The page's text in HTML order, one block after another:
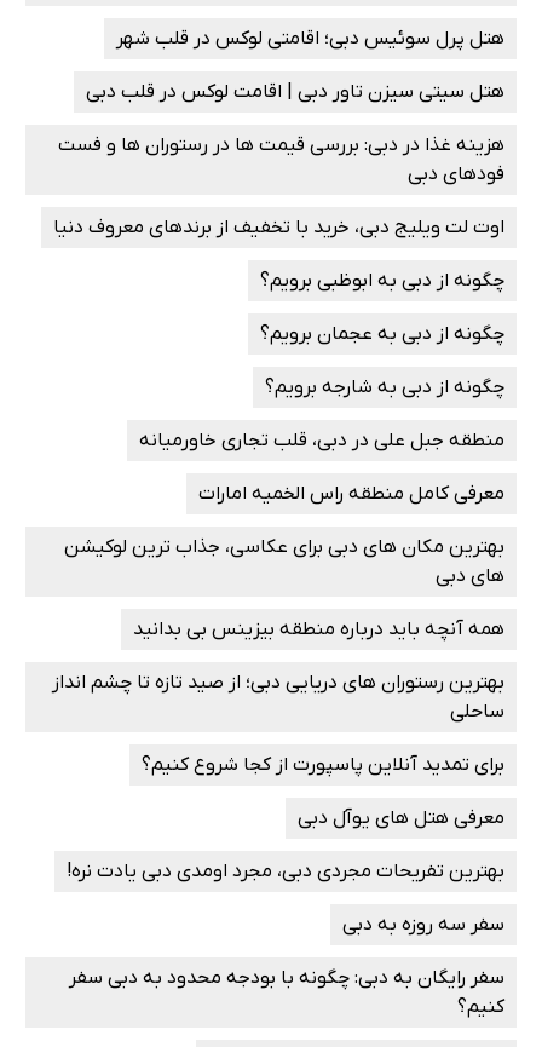
هتل پرل سوئیس دبی؛ اقامتی لوکس در قلب شهر
هتل سیتی سیزن تاور دبی | اقامت لوکس در قلب دبی
هزینه غذا در دبی: بررسی قیمت‌ ها در رستوران‌ ها و فست
‌فودهای دبی
اوت لت ویلیج دبی، خرید با تخفیف از برندهای معروف دنیا
چگونه از دبی به ابوظبی برویم؟
چگونه از دبی به عجمان برویم؟
چگونه از دبی به شارجه برویم؟
منطقه جبل علی در دبی، قلب تجاری خاورمیانه
معرفی کامل منطقه راس الخمیه امارات
بهترین مکان های دبی برای عکاسی، جذاب ترین لوکیشن
‌های دبی
همه آنچه باید درباره منطقه بیزینس بی بدانید
بهترین رستوران های دریایی دبی؛ از صید تازه تا چشم‌ انداز
ساحلی
برای تمدید آنلاین پاسپورت از کجا شروع کنیم؟
معرفی هتل‌ های یوآل دبی
بهترین تفریحات مجردی دبی، مجرد اومدی دبی یادت نره!
سفر سه روزه به دبی
سفر رایگان به دبی: چگونه با بودجه محدود به دبی سفر
کنیم؟